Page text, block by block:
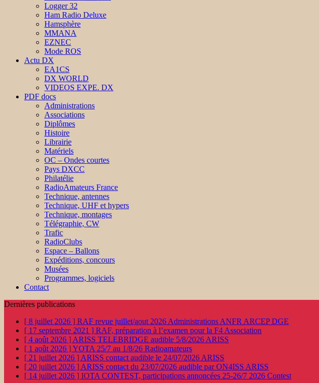
Logger 32
Ham Radio Deluxe
Hamsphère
MMANA
EZNEC
Mode ROS
Actu DX
EA1CS
DX WORLD
VIDEOS EXPE. DX
PDF docs
Administrations
Associations
Diplômes
Histoire
Librairie
Matériels
OC – Ondes courtes
Pays DXCC
Philatélie
RadioAmateurs France
Technique, antennes
Technique, UHF et hypers
Technique, montages
Télégraphie, CW
Trafic
RadioClubs
Espace – Ballons
Expéditions, concours
Musées
Programmes, logiciels
Contact
Dernières publications
[ 8 juillet 2026 ] RAF revue juillet/aout 2026 Administrations ANFR ARCEP DGE
[ 17 septembre 2021 ] RAF, préparation à l’examen pour la F4 Association
[ 4 août 2026 ] ARISS TELEBRIDGE audible 5/8/2026 ARISS
[ 1 août 2026 ]YOTA 25/7 au 1/8/26 Radioamateurs
[ 21 juillet 2026 ] ARISS contact audible le 24/07/2026 ARISS
[ 20 juillet 2026 ] ARISS contact du 23/07/2026 audible par ON4ISS ARISS
[ 14 juillet 2026 ] IOTA CONTEST, participations annoncées 25-26/7 2026 Contest